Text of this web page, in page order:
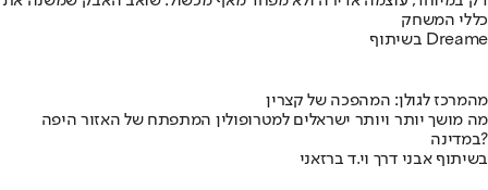
כללי המשחק
בשיתוף Dreame
מהמרכז לגולן: המהפכה של קצרין
מה מושך יותר ויותר ישראלים למטרופולין המתפתח של האזור היפה
במדינה?
בשיתוף אבני דרך וי.ד ברזאני